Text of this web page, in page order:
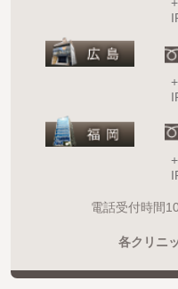
電話受付時間
各クリニ